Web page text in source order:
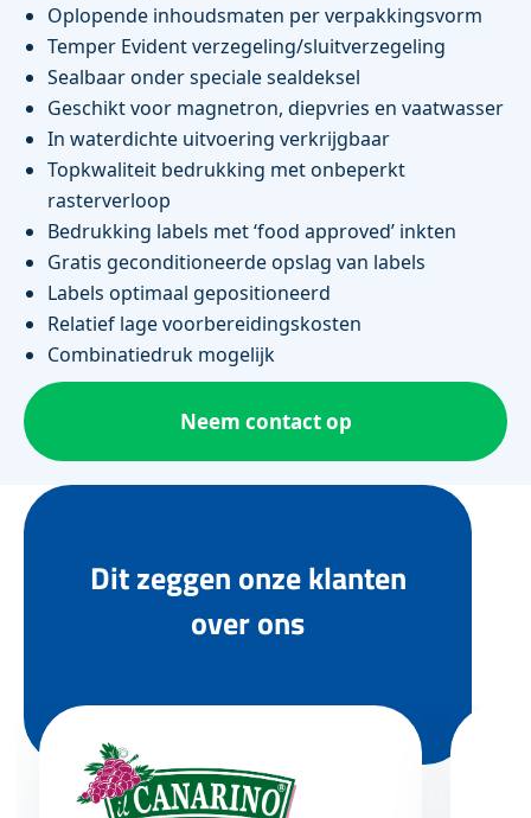
Oplopende inhoudsmaten per verpakkingsvorm
Temper Evident verzegeling/sluitverzegeling
Sealbaar onder speciale sealdeksel
Geschikt voor magnetron, diepvries en vaatwasser
In waterdichte uitvoering verkrijgbaar
Topkwaliteit bedrukking met onbeperkt
rasterverloop
Bedrukking labels met ‘food approved’ inkten
Gratis geconditioneerde opslag van labels
Labels optimaal gepositioneerd
Relatief lage voorbereidingskosten
Combinatiedruk mogelijk
Neem contact op
Dit zeggen onze klanten
over ons